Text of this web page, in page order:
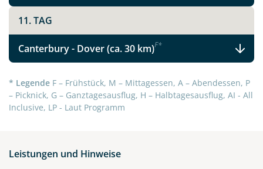
11. TAG
Canterbury - Dover (ca. 30 km)F*
* Legende F – Frühstück, M – Mittagessen, A – Abendessen, P
– Picknick, G – Ganztagesausflug, H – Halbtagesausflug, AI - All
Inclusive, LP - Laut Programm
Leistungen und Hinweise